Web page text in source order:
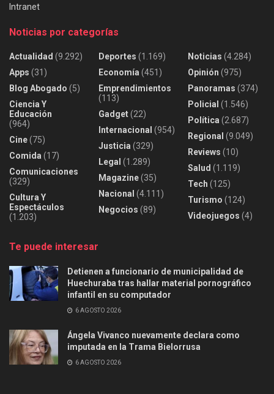
Intranet
Noticias por categorías
Actualidad (9.292)
Apps (31)
Blog Abogado (5)
Ciencia Y
Educación
(964)
Cine(75)
Comida (17)
Comunicaciones
(329)
Cultura Y
Espectáculos
(1.203)
Deportes (1.169)
Economía (451)
Emprendimientos
(113)
Gadget(22)
Internacional (954)
Justicia (329)
Legal (1.289)
Magazine(35)
Nacional (4.111)
Negocios (89)
Noticias (4.284)
Opinión (975)
Panoramas (374)
Policial (1.546)
Política (2.687)
Regional (9.049)
Reviews (10)
Salud (1.119)
Tech (125)
Turismo (124)
Videojuegos (4)
Te puede interesar
Detienen a funcionario de municipalidad de
Huechuraba tras hallar material pornográfico
infantil en su computador
6 AGOSTO 2026
Ángela Vivanco nuevamente declara como
imputada en la Trama Bielorrusa
6 AGOSTO 2026